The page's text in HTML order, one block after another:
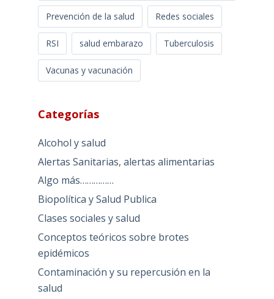
Prevención de la salud
Redes sociales
RSI salud embarazo Tuberculosis
Vacunas y vacunación
Categorías
Alcohol y salud
Alertas Sanitarias, alertas alimentarias
Algo más……………
Biopolítica y Salud Publica
Clases sociales y salud
Conceptos teóricos sobre brotes
epidémicos
Contaminación y su repercusión en la
salud